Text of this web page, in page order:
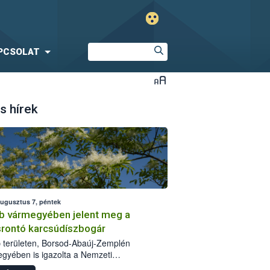
hírek
7, péntek
vármegyében jelent meg a
karcsúdíszbogár
területen, Borsod-Abaúj-Zemplén
is igazolta a Nemzeti
biztonsági Hivatal (Nébih) a